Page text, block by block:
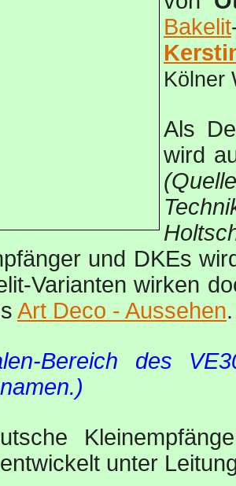
Bakelit
Kölner
Als
wird
und DKEs
Varianten wirken
Art Deco - Aussehen
Bereich des
entwickelt unter